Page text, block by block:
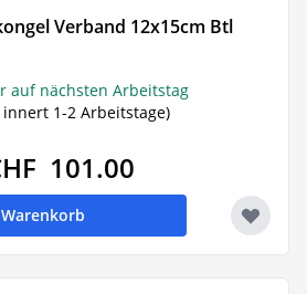
Verband 12x15cm Btl
auf nächsten Arbeitstag
innert 1-2 Arbeitstage)
101.00